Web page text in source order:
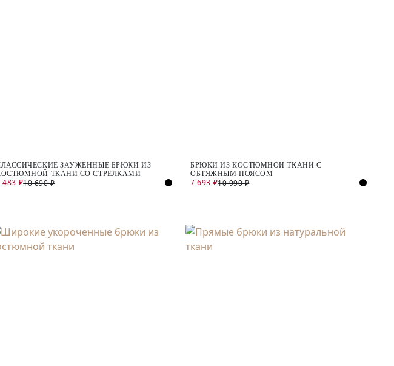
ЗАУЖЕННЫЕ БРЮКИ ИЗ
ТКАНИ СО СТРЕЛКАМИ
483 ₽10 690 ₽
БРЮКИ ИЗ КОСТЮМНОЙ ТКАНИ С
ОБТЯЖНЫМ ПОЯСОМ
7 693 ₽10 990 ₽